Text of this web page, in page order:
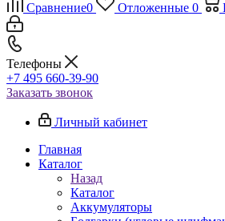
Сравнение0 Отложенные 0
Телефоны
+7 495 660-39-90
Заказать звонок
Личный кабинет
Главная
Каталог
Назад
Каталог
Аккумуляторы